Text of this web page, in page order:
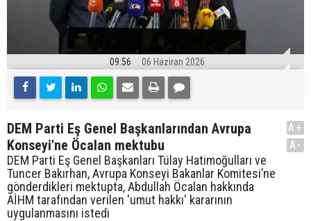
09:56 06 Haziran 2026
DEM Parti Eş Genel Başkanlarından Avrupa
Konseyi'ne Öcalan mektubu
DEM Parti Eş Genel Başkanları Tülay Hatimoğulları ve
Tuncer Bakırhan, Avrupa Konseyi Bakanlar Komitesi’ne
gönderdikleri mektupta, Abdullah Öcalan hakkında
AİHM tarafından verilen 'umut hakkı' kararının
uygulanmasını istedi
A+
A-